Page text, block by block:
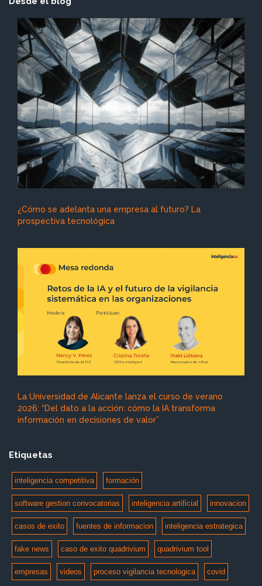
¿Cómo se adelanta una empresa al futuro? La
prospectiva tecnológica
La Universidad de Alicante lanza el curso de verano
2026: “Del dato a la acción: cómo la IA transforma
información en decisiones de valor”
Etiquetas
inteligencia competitiva formación
software gestion convocatorias inteligencia artificial innovacion
casos de exito fuentes de informacion inteligencia estrategica
fake news caso de exito quadrivium quadrivium tool
empresas videos proceso vigilancia tecnologica covid